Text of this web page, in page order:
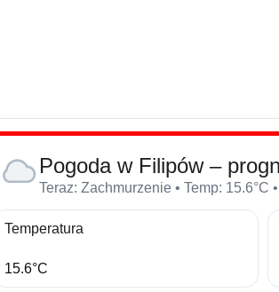
Pogoda w Filipów –
Teraz: Zachmurzenie • Temp: 15.6°C
Temperatura
15.6°C